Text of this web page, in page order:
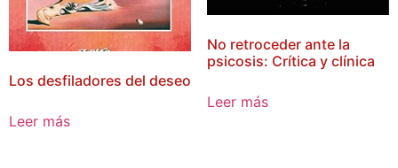
Los desfiladores del deseo
Leer más
No retroceder ante la
psicosis: Crítica y clínica
Leer más